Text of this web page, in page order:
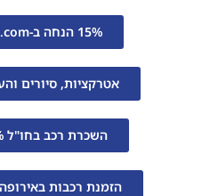
15% הנחה ב-Booking.com
אטרקציות, סיורים
השכרת רכב בחו"ל 5-8% הנחה
הזמנת רכבות באירופה